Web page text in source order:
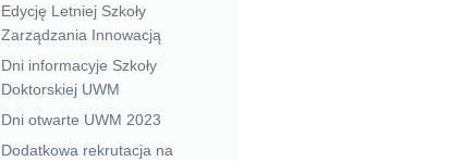
Edycję Letniej Szkoły
Zarządzania Innowacją
Dni informacyje Szkoły
Doktorskiej UWM
Dni otwarte UWM 2023
Dodatkowa rekrutacja na